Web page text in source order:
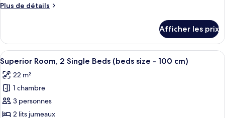
chambre :
Queen
Bed
(bed
size
-
160
Plus de détails
Plus
Superior
Room,
1
Queen
Bed
(bed
size
-
160
Afficher les prix
Afficher
toutes
les
photos
pour
ce
Une chambre d’hôtel moderne
5
Superior Room, 2 Single Beds (beds size - 100 cm)
22 m²
1 chambre
3 personnes
2 lits jumeaux